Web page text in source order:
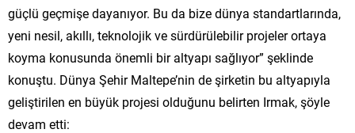
güçlü geçmişe dayanıyor. Bu da bize dünya standartlarında,
yeni nesil, akıllı, teknolojik ve sürdürülebilir projeler ortaya
koyma konusunda önemli bir altyapı sağlıyor” şeklinde
konuştu. Dünya Şehir Maltepe’nin de şirketin bu altyapıyla
geliştirilen en büyük projesi olduğunu belirten Irmak, şöyle
devam etti: